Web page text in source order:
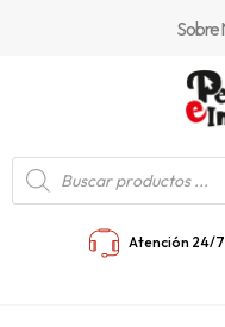
Sobre
Búsqueda
de
productos
Atención 24/7